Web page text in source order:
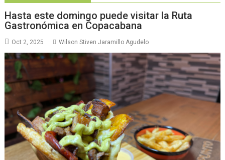
Hasta este domingo puede visitar la Ruta
Gastronómica en Copacabana
Oct 2, 2025 Wilson Stiven Jaramillo Agudelo